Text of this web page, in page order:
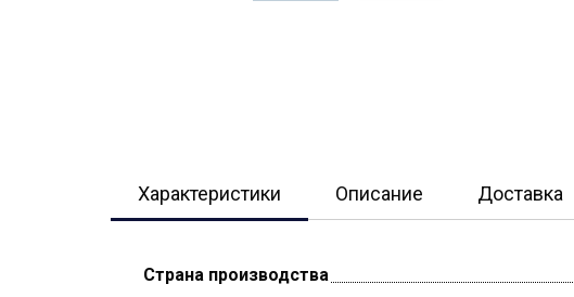
Характеристики Описание Доставка
Страна производства